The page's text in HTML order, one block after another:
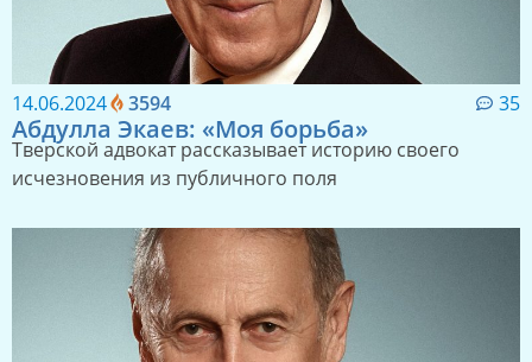
14.06.2024 3594 35
Абдулла Экаев: «Моя борьба»
Тверской адвокат рассказывает историю своего
исчезновения из публичного поля